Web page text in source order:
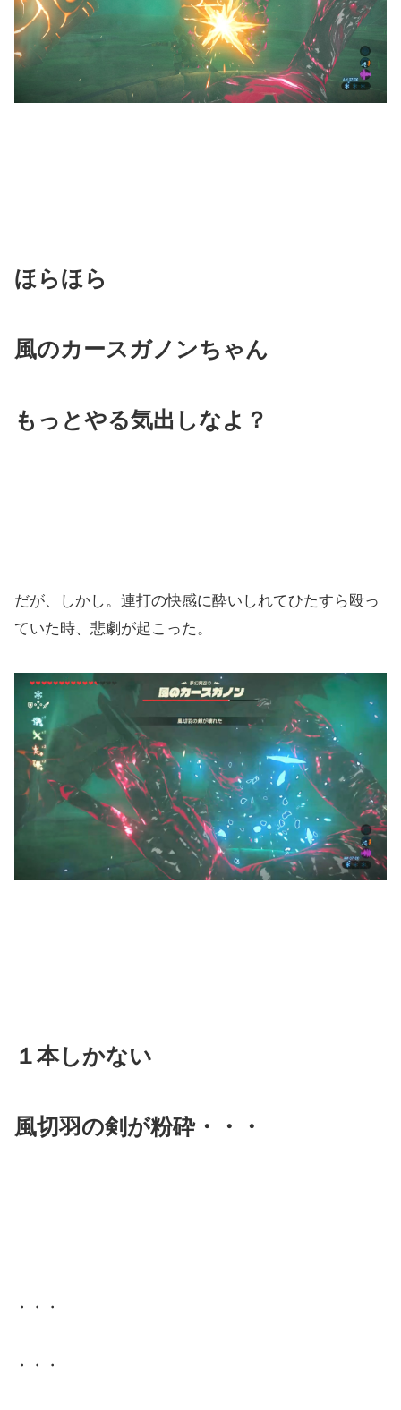
ほらほら
風のカースガノンちゃん
もっとやる気出しなよ？
だが、しかし。連打の快感に酔いしれてひたすら殴っ
ていた時、悲劇が起こった。
１本しかない
風切羽の剣が粉砕・・・
・・・
・・・